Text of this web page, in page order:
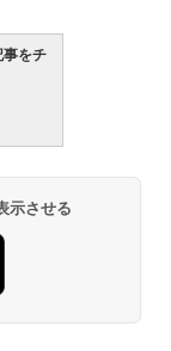
をチ
示させる